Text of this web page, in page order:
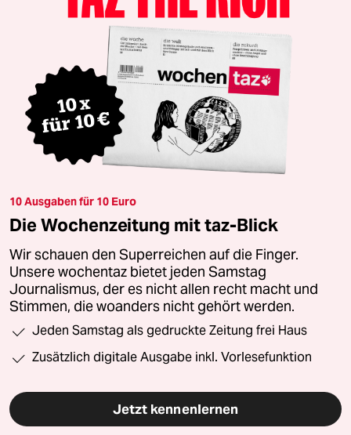
10 Ausgaben für 10 Euro
Die Wochenzeitung mit taz-Blick
Wir schauen den Superreichen auf die Finger.
Unsere wochentaz bietet jeden Samstag
Journalismus, der es nicht allen recht macht und
Stimmen, die woanders nicht gehört werden.
Jeden Samstag als gedruckte Zeitung frei Haus
Zusätzlich digitale Ausgabe inkl. Vorlesefunktion
Jetzt kennenlernen